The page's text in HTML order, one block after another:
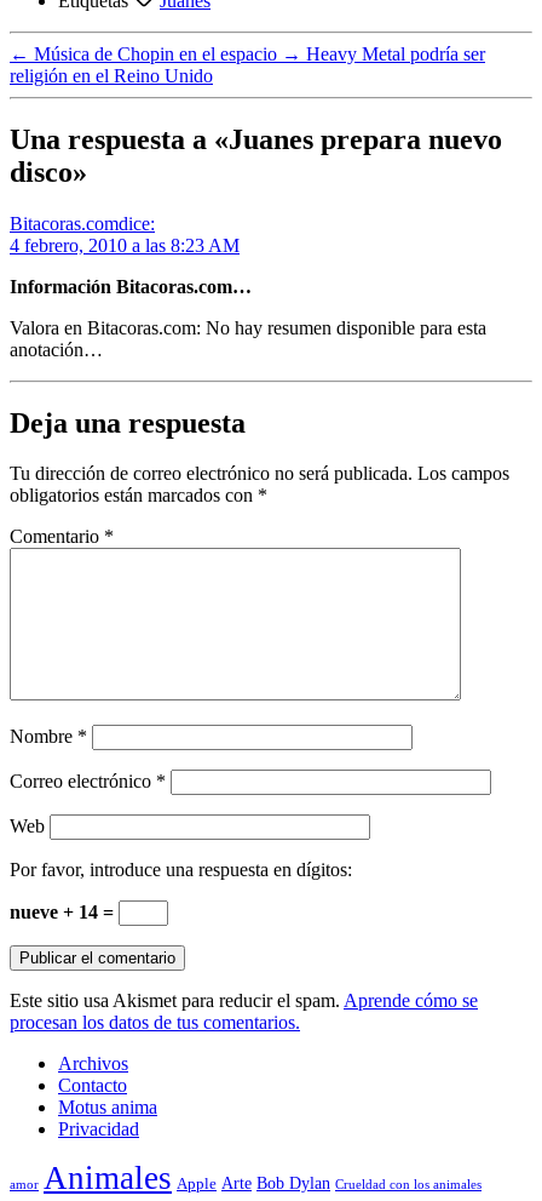
← Música de Chopin en el espacio → Heavy Metal podría ser
religión en el Reino Unido
Una respuesta a «Juanes prepara nuevo
disco»
Bitacoras.comdice:
4 febrero, 2010 a las 8:23 AM
Información Bitacoras.com…
Valora en Bitacoras.com: No hay resumen disponible para esta
anotación…
Deja una respuesta
Tu dirección de correo electrónico no será publicada. Los campos
obligatorios están marcados con *
Comentario *
Nombre *
Correo electrónico *
Web
Por favor, introduce una respuesta en dígitos:
nueve + 14 =
Este sitio usa Akismet para reducir el spam. Aprende cómo se
procesan los datos de tus comentarios.
Archivos
Contacto
Motus anima
Privacidad
amor Animales Apple Arte Bob Dylan Crueldad con los animales